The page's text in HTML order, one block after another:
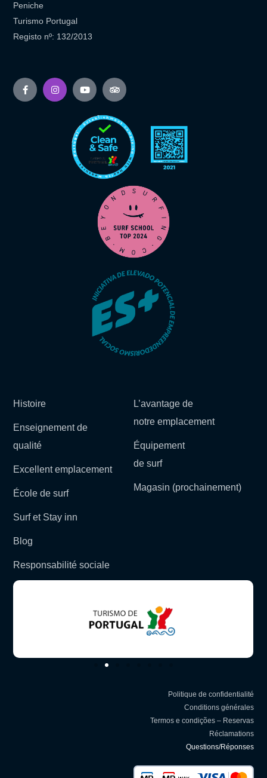
Peniche
Turismo Portugal
Registo nº: 132/2013
Histoire
Enseignement de
qualité
Excellent emplacement
École de surf
L’avantage de
notre emplacement
Équipement
de surf
Magasin (prochainement)
Surf et Stay inn
Blog
Responsabilité sociale
Politique de confidentialité
Conditions générales
Termos e condições – Reservas
Réclamations
Questions/Réponses